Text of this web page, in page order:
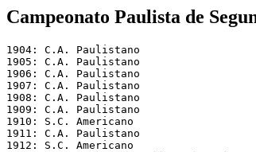
Campeonato Paulista de
1904: C.A. Paulistano
1905: C.A. Paulistano
1906: C.A. Paulistano
1907: C.A. Paulistano
1908: C.A. Paulistano
1909: C.A. Paulistano
1910: S.C. Americano
1911: C.A. Paulistano
1912: S.C. Americano